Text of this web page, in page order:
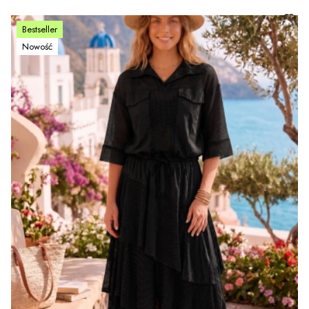
Bestseller
Nowość